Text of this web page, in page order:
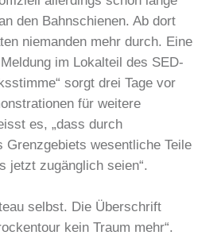
den Bahnschienen. Ab dort
niemanden mehr durch. Eine
im Lokalteil des SED-
sorgt drei Tage vor
für weitere
es, „dass durch
Grenzgebiets wesentliche Teile
jetzt zugänglich seien“.
selbst. Die Überschrift
kein Traum mehr“.